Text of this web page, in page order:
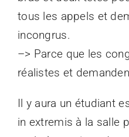
tous les appels et
incongrus.
–> Parce que les
réalistes et
Il y aura un étudiant
in extremis à la salle